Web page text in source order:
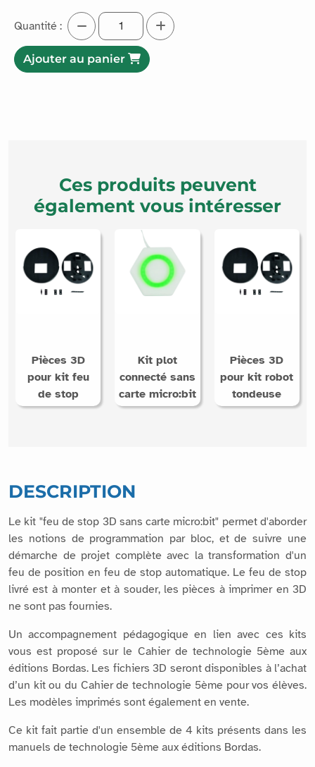
Quantité :
Ajouter au panier
Ces produits peuvent
également vous intéresser
Pièces 3D
pour kit feu
de stop
Kit plot
connecté sans
carte micro:bit
Pièces 3D
pour kit robot
tondeuse
DESCRIPTION
Le kit "feu de stop 3D sans carte micro:bit" permet d'aborder
les notions de programmation par bloc, et de suivre une
démarche de projet complète avec la transformation d'un
feu de position en feu de stop automatique. Le feu de stop
livré est à monter et à souder, les pièces à imprimer en 3D
ne sont pas fournies.
Un accompagnement pédagogique en lien avec ces kits
vous est proposé sur le Cahier de technologie 5ème aux
éditions Bordas. Les fichiers 3D seront disponibles à l’achat
d’un kit ou du Cahier de technologie 5ème pour vos élèves.
Les modèles imprimés sont également en vente.
Ce kit fait partie d'un ensemble de 4 kits présents dans les
manuels de technologie 5ème aux éditions Bordas.